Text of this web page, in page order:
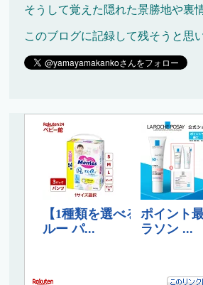
そうして覚えた隠れた景勝地や裏
このブログに記録して残そうと思